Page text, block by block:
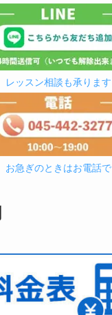
レッスン相談も承ります
お急ぎのときはお電話で